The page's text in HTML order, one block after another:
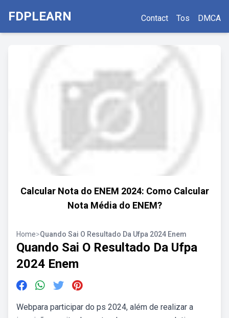
FDPLEARN Contact Tos DMCA
Calcular Nota do ENEM 2024: Como Calcular
Nota Média do ENEM?
Home>Quando Sai O Resultado Da Ufpa 2024 Enem
Quando Sai O Resultado Da Ufpa
2024 Enem
Webpara participar do ps 2024, além de realizar a